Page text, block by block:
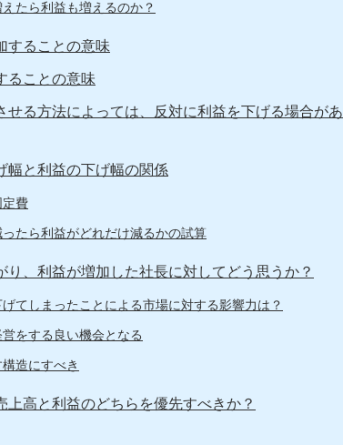
たら利益も増えるのか？
することの意味
ることの意味
せる方法によっては、反対に利益を下げる場合があ
幅と利益の下げ幅の関係
定費
たら利益がどれだけ減るかの試算
り、利益が増加した社長に対してどう思うか？
てしまったことによる市場に対する影響力は？
をする良い機会となる
造にすべき
上高と利益のどちらを優先すべきか？